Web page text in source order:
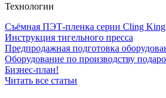
Технологии
Съёмная ПЭТ-пленка серии Cling
Инструкция тигельного пресса
Предпродажная подготовка
Оборудование по производству
Бизнес-план!
Читать все статьи